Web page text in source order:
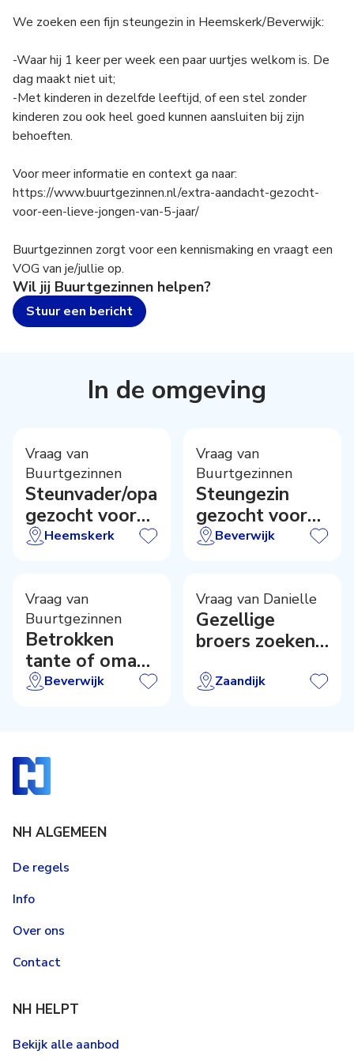
We zoeken een fijn steungezin in Heemskerk/Beverwijk:
-Waar hij 1 keer per week een paar uurtjes welkom is. De
dag maakt niet uit;
-Met kinderen in dezelfde leeftijd, of een stel zonder
kinderen zou ook heel goed kunnen aansluiten bij zijn
behoeften.
Voor meer informatie en context ga naar:
https://www.buurtgezinnen.nl/extra-aandacht-gezocht-
voor-een-lieve-jongen-van-5-jaar/
Buurtgezinnen zorgt voor een kennismaking en vraagt een
VOG van je/jullie op.
Wil jij Buurtgezinnen helpen?
Stuur een bericht
In de omgeving
Vraag van
Buurtgezinnen
Steunvader/opa
gezocht voor
langs de -
Heemskerk
Vraag van
Buurtgezinnen
Steungezin
gezocht voor
vrolijk meisje
Beverwijk
Vraag van
Buurtgezinnen
Betrokken
tante of oma
gezocht voor
Beverwijk
Vraag van Danielle
Gezellige
broers zoeken
Zaandijk
NH ALGEMEEN
De regels
Info
Over ons
Contact
NH HELPT
Bekijk alle aanbod